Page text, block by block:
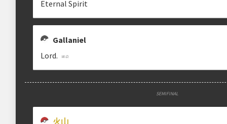
Eternal Spirit
Gallaniel
Lord.
SEMIFINAL
火山